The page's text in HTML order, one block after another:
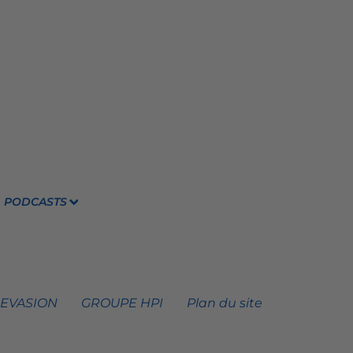
PODCASTS
GROUPE HPI Plan du site